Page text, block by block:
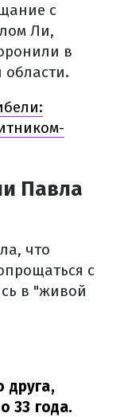
с
Ли,
в
Павла
что
с
в "живой
друга,
33 года.